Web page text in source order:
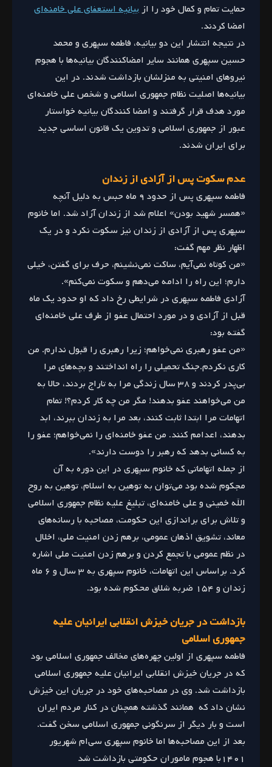
حمایت تمام و کمال خود را ازبیانیه استعفای علی خامنه‌ای
امضا کردند.
در نتیجه انتشار این دو بیانیه، فاطمه سپهری و محمد
حسین سپهری همانند سایر امضاکنندگان بیانیه‌ها با هجوم
نیروهای امنیتی به منزلشان بازداشت شدند. در این
بیانیه‌ها اصلیت نظام جمهوری اسلامی و شخص علی خامنه‌ای
مورد هدف قرار گرفتند و امضا کنندگان بیانیه خواستار
عبور از جمهوری اسلامی و تدوین یک قانون اساسی جدید
برای ایران شدند.
عدم سکوت پس از آزادی از زندان
فاطمه سپهری پس از حدود ۹ ماه حبس به دلیل آنچه
«همسر شهید بودن» اعلام شد از زندان آزاد شد. اما خانوم
سپهری پس از آزادی از زندان نیز سکوت نکرد و در یک
اظهار نظر مهم گفت:
«من کوتاه نمی‌آیم، ساکت نمی‌نشینم، حرف برای گفتن، خیلی
دارم؛ این راه را ادامه می‌دهم و سکوت نمی‌کنم».
آزادی فاطمه سپهری در شرایطی رخ داد که او حدود یک ماه
قبل از آزادی و در مورد احتمال عفو از طرف علی خامنه‌ای
گفته بود:
«من عفو رهبری نمی‌خواهم؛ زیرا رهبری را قبول ندارم. من
کاری نکردم.جنگ تحمیلی را راه انداختند و بچه‌های مرا
بی‌پدر کردند و ۳۸ سال زندگی مرا به تاراج بردند، حالا به
من می‌خواهند عفو بدهند! مگر من چه کار کردم؟! تمام
اتهامات مرا ابتدا ثابت کنند، بعد مرا به زندان ببرند، ابد
بدهند، اعدامم کنند. من عفو خامنه‌ای را نمی‌خواهم؛ عفو را
به کسانی بدهد که رهبر را دوست دارند».
از جمله اتهاماتی که خانوم سپهری در این دوره به آن
مجکوم شده بود می‌توان به توهین به اسلام، توهین به روح
الله خمینی و علی خامنه‌‌ای، تبلیغ علیه نظام جمهوری اسلامی
و تلاش برای براندازی این حکومت، مصاحبه با رسانه‌های
معاند، تشویق اذهان عمومی، برهم زدن امنیت ملی، اخلال
در نظم عمومی با تجمع کردن و برهم زدن امنیت ملی اشاره
کرد. براساس این اتهامات، خانوم سپهری به ۳ سال و ۶ ماه
زندان و ۱۵۴ ضربه شلاق محکوم شده بود.
بازداشت در جریان خیزش انقلابی ایرانیان علیه
جمهوری اسلامی
فاطمه سپهری از اولین چهره‌های مخالف جمهوری اسلامی بود
که در جریان خیزش انقلابی ایرانیان علیه جمهوری اسلامی
بازداشت شد. وی در مصاحبه‌های خود در جریان این خیزش
نشان داد که همانند گذشته همچنان در کنار مردم ایران
است و بار دیگر از سرنگونی جمهوری اسلامی سخن گفت.
بعد از این مصاحبه‌ها اما خانوم سپهری سی‌ام شهریور
۱۴۰۱با هجوم ماموران حکومتی بازداشت شد